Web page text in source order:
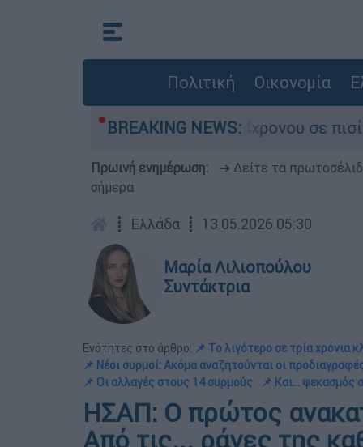
Πολιτική Οικονομία
BREAKING NEWS:
τον θάνατο 4χρονου σε πισίνα beach bar
Πρωινή ενημέρωση: ➔ Δείτε τα
σήμερα
┋ Ελλάδα ┋ 13.05.2026 05:30
Μαρία Λιλιοπούλου
Συντάκτρια
Ενότητες στο άρθρο: 📌 Το λιγότερο σε τρία χρόνια
📌 Νέοι συρμοί: Ακόμα αναζητούνται οι
📌 Οι αλλαγές στους 14 συρμούς
📌 Και... ψεκασμός
ΗΣΑΠ: Ο πρώτος
Από τις... ράγες της